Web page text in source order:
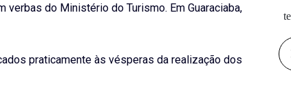
do Ministério do Turismo. Em Guaraciaba,
praticamente às vésperas da realização dos